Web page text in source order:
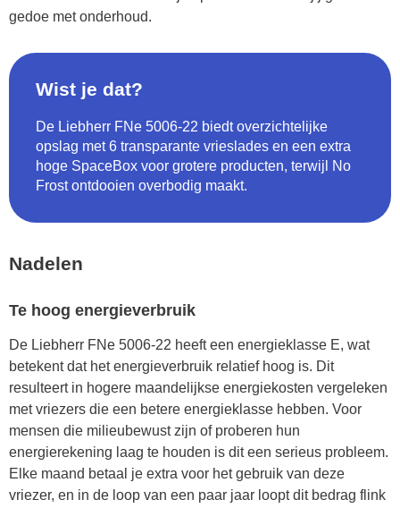
gedoe met onderhoud.
Wist je dat?
De Liebherr FNe 5006-22 biedt overzichtelijke
opslag met 6 transparante vrieslades en een extra
hoge SpaceBox voor grotere producten, terwijl No
Frost ontdooien overbodig maakt.
Nadelen
Te hoog energieverbruik
De Liebherr FNe 5006-22 heeft een energieklasse E, wat
betekent dat het energieverbruik relatief hoog is. Dit
resulteert in hogere maandelijkse energiekosten vergeleken
met vriezers die een betere energieklasse hebben. Voor
mensen die milieubewust zijn of proberen hun
energierekening laag te houden is dit een serieus probleem.
Elke maand betaal je extra voor het gebruik van deze
vriezer, en in de loop van een paar jaar loopt dit bedrag flink